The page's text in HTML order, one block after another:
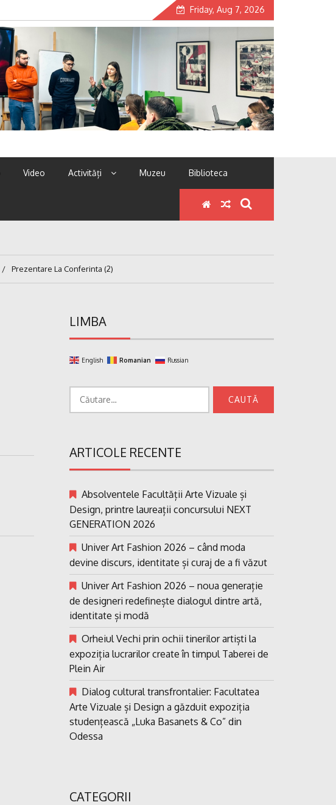
Friday, Aug 7, 2026
Video Activități Muzeu Biblioteca
Prezentare La Conferinta (2)
LIMBA
English Romanian Russian
ARTICOLE RECENTE
Absolventele Facultății Arte Vizuale și
Design, printre laureații concursului NEXT
GENERATION 2026
Univer Art Fashion 2026 – când moda
devine discurs, identitate și curaj de a fi văzut
Univer Art Fashion 2026 – noua generație
de designeri redefinește dialogul dintre artă,
identitate și modă
Orheiul Vechi prin ochii tinerilor artiști la
expoziția lucrarilor create în timpul Taberei de
Plein Air
Dialog cultural transfrontalier: Facultatea
Arte Vizuale și Design a găzduit expoziția
studențească „Luka Basanets & Co” din
Odessa
CATEGORII